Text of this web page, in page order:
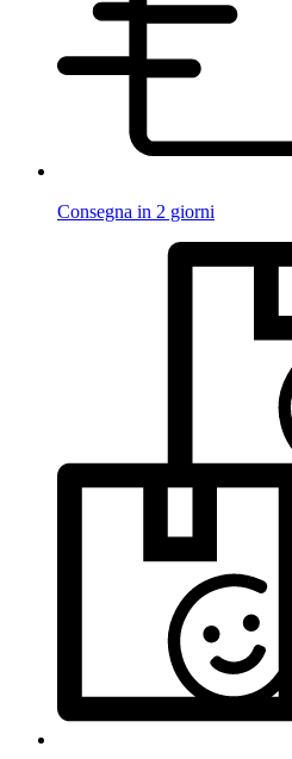
Consegna in 2 giorni